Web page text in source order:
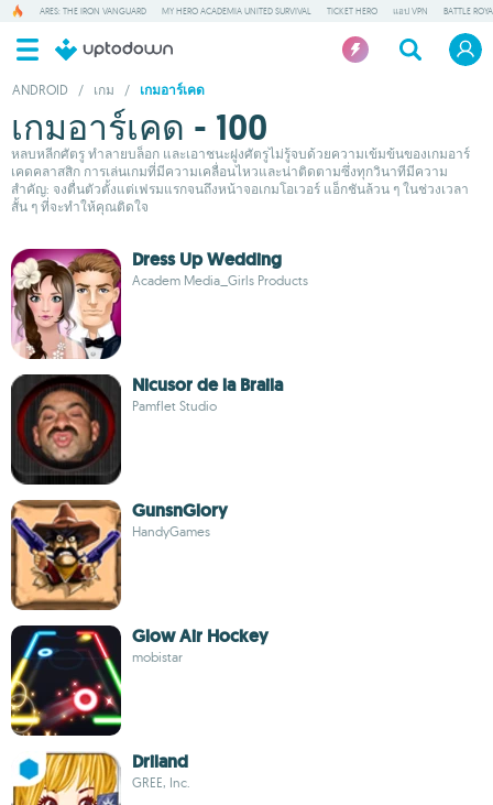
ARES: THE IRON VANGUARD MY HERO ACADEMIA UNITED SURVIVAL TICKET HERO แอป VPN BATTLE
ANDROID / เกม / เกมอาร์เคด
เกมอาร์เคด - 100
หลบหลีกศัตรู ทำลายบล็อก และเอาชนะฝูงศัตรูไม่รู้จบด้วยความเข้มข้นของเกมอาร์
เคดคลาสสิก การเล่นเกมที่มีความเคลื่อนไหวและน่าติดตามซึ่งทุกวินาทีมีความ
สำคัญ: จงตื่นตัวตั้งแต่เฟรมแรกจนถึงหน้าจอเกมโอเวอร์ แอ็กชันล้วน ๆ ในช่วงเวลา
สั้น ๆ ที่จะทำให้คุณติดใจ
Dress Up Wedding
Academ Media_Girls Products
Nicusor de la Braila
Pamflet Studio
GunsnGlory
HandyGames
Glow Air Hockey
mobistar
Driland
GREE, Inc.